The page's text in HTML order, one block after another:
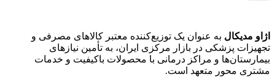
اژاو مدیکال به عنوان یک توزیع‌کننده معتبر کالاهای مصرفی و
تجهیزات پزشکی در بازار مرکزی ایران، به تأمین نیازهای
بیمارستان‌ها و مراکز درمانی با محصولات باکیفیت و خدمات
مشتری محور متعهد است.